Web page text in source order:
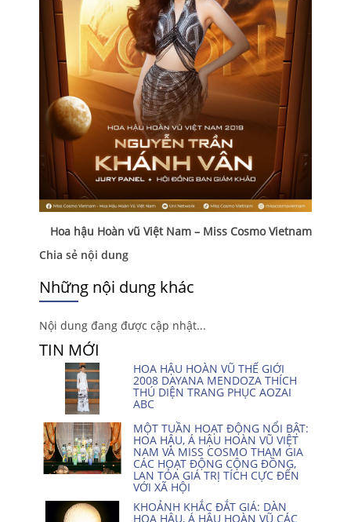
Hoa hậu Hoàn vũ Việt Nam – Miss Cosmo Vietnam
Chia sẻ nội dung
Những nội dung khác
Nội dung đang được cập nhật...
TIN MỚI
HOA HẬU HOÀN VŨ THẾ GIỚI
2008 DAYANA MENDOZA THÍCH
THÚ DIỆN TRANG PHỤC AOZAI
ABC
MỘT TUẦN HOẠT ĐỘNG NỔI BẬT:
HOA HẬU, Á HẬU HOÀN VŨ VIỆT
NAM VÀ MISS COSMO THAM GIA
CÁC HOẠT ĐỘNG CỘNG ĐỒNG,
LAN TỎA GIÁ TRỊ TÍCH CỰC ĐẾN
VỚI XÃ HỘI
KHOẢNH KHẮC ĐẮT GIÁ: DÀN
HOA HẬU, Á HẬU HOÀN VŨ CÁC